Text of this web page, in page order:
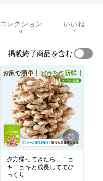
コレクション
0
いいね
2
掲載終了商品を含む
夕方帰ってきたら、ニョ
キニョキと成長しててび
っくり